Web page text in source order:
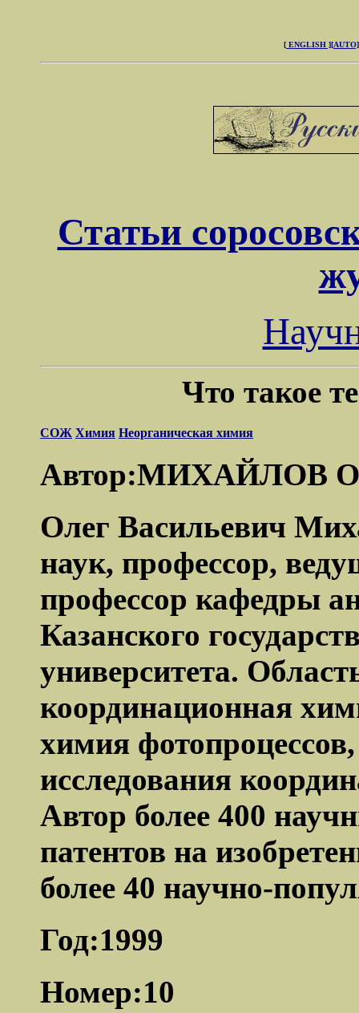
[ ENGLISH ][AUTO]
Статьи
Что такое
СОЖ Химия Неорганическая химия
Автор:МИХАЙЛОВ
Олег Васильевич
наук, профессор,
профессор кафедры
Казанского
университета.
координационная
химия
исследования
Автор более 400
патентов на
более 40 научно-
Год:1999
Номер:10